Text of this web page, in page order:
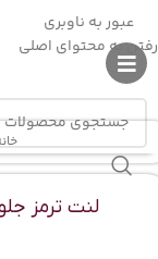
عبور به ناوبری
رفتن به محتوای اصلی
ارسال
لنت ترمز